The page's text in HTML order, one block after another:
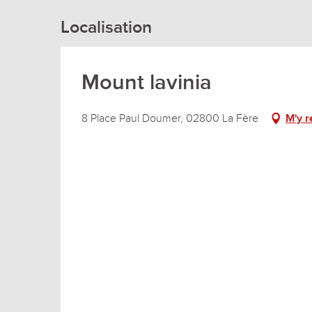
Localisation
Mount lavinia
8 Place Paul Doumer, 02800 La Fère M'y